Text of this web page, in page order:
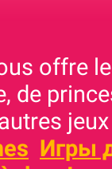
offre
de
Игры